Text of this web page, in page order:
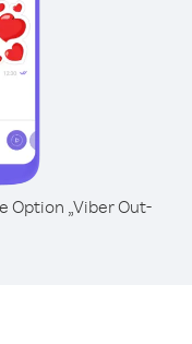
Option „Viber Out-